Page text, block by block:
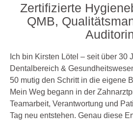
Zertifizierte
QMB,
Ich bin Kirsten Lötel – seit über 30
Dentalbereich &
50 mutig den Schritt in die eigene
Mein Weg begann in der
Teamarbeit, Verantwortung und
Tag neu entstehen. Genau diese